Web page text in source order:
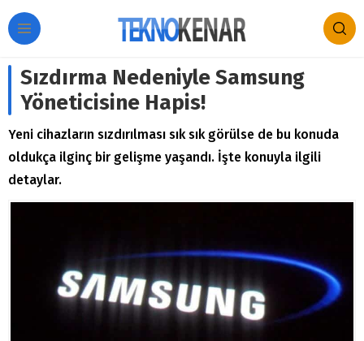
Sızdırma Nedeniyle Samsung
Yöneticisine Hapis!
Yeni cihazların sızdırılması sık sık görülse de bu konuda
oldukça ilginç bir gelişme yaşandı. İşte konuyla ilgili
detaylar.